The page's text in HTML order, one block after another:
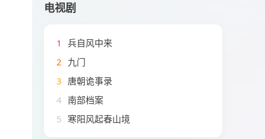
电视剧
1
兵自风中来
2 九门
3 唐朝诡事录
4 南部档案
5 寒阳风起春山境